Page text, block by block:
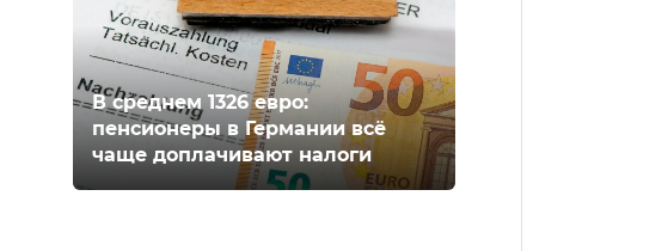
В среднем 1326 евро:
пенсионеры в Германии всё
чаще доплачивают налоги